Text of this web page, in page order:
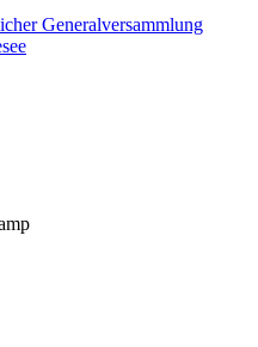
Generalversammlung